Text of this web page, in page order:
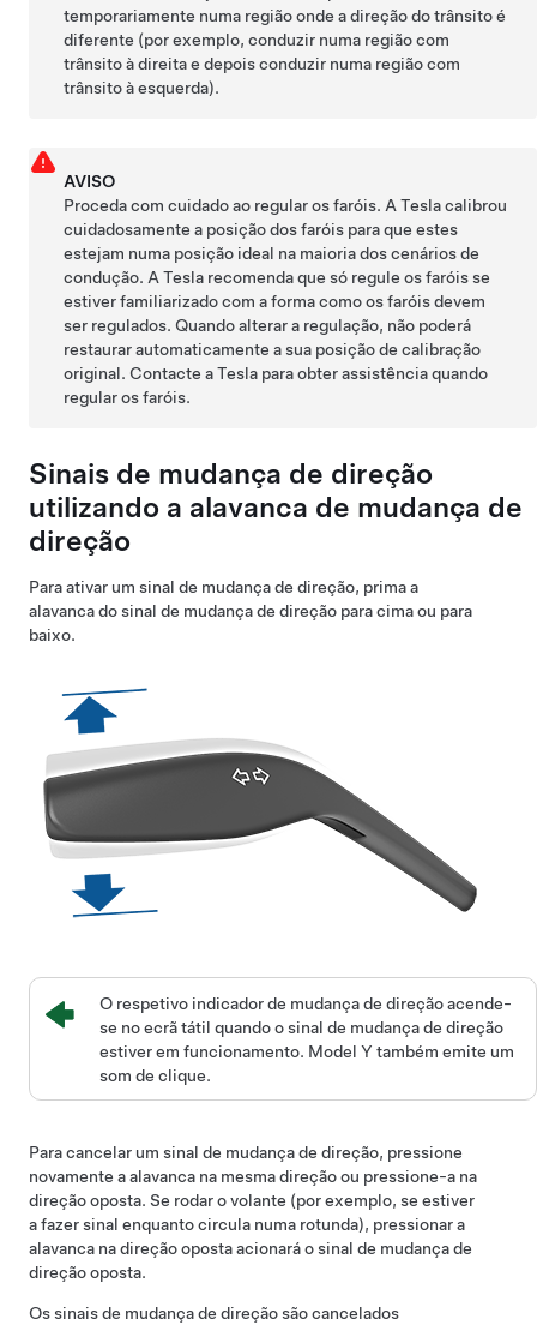
temporariamente numa região onde a direção do trânsito é
diferente (por exemplo, conduzir numa região com
trânsito à direita e depois conduzir numa região com
trânsito à esquerda).
AVISO
Proceda com cuidado ao regular os faróis. A Tesla calibrou
cuidadosamente a posição dos faróis para que estes
estejam numa posição ideal na maioria dos cenários de
condução. A Tesla recomenda que só regule os faróis se
estiver familiarizado com a forma como os faróis devem
ser regulados. Quando alterar a regulação, não poderá
restaurar automaticamente a sua posição de calibração
original. Contacte a Tesla para obter assistência quando
regular os faróis.
Sinais de mudança de direção
utilizando a alavanca de mudança de
direção
Para ativar um sinal de mudança de direção, prima a
alavanca do sinal de mudança de direção para cima ou para
baixo.
O respetivo indicador de mudança de direção acende-
se no ecrã tátil quando o sinal de mudança de direção
estiver em funcionamento. Model Y também emite um
som de clique.
Para cancelar um sinal de mudança de direção, pressione
novamente a alavanca na mesma direção ou pressione-a na
direção oposta. Se rodar o volante (por exemplo, se estiver
a fazer sinal enquanto circula numa rotunda), pressionar a
alavanca na direção oposta acionará o sinal de mudança de
direção oposta.
Os sinais de mudança de direção são cancelados